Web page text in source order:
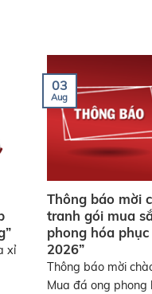
xỉ
Thông báo mời
tranh gói mua
phong hóa
2026”
Thông báo mời
Mua đá ong phong
03
Aug